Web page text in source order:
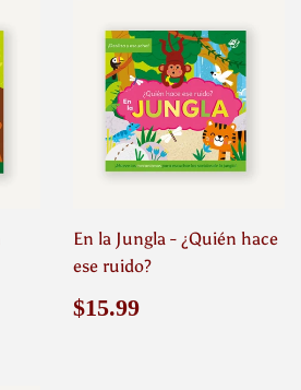
En la Jungla - ¿Quién hace
ese ruido?
Precio
$15.99